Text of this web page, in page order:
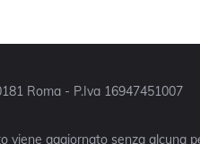
Roma - P.Iva 16947451007
viene aggiornato senza alcuna